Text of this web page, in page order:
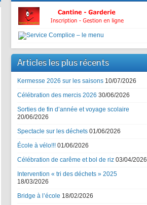
Articles les plus récents
Kermesse 2026 sur les saisons 10/07/2026
Célébration des mercis 2026 30/06/2026
Sorties de fin d’année et voyage scolaire
20/06/2026
Spectacle sur les déchets 01/06/2026
École à vélo!!! 01/06/2026
Célébration de carême et bol de riz 03/04/2026
Intervention « tri des déchets » 2025
18/03/2026
Bridge à l’école 18/02/2026